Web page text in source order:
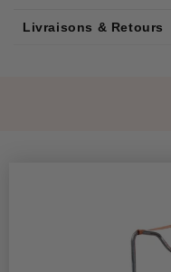
Livraisons & Retours